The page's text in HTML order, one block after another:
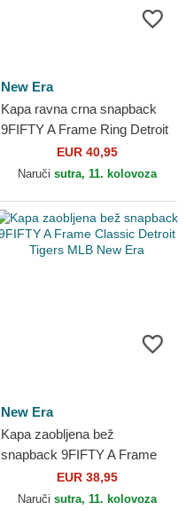
New Era
Kapa ravna crna snapback
9FIFTY A Frame Ring Detroit
Tigers MLB New Era
EUR 40,95
Naruči sutra, 11. kolovoza
New Era
Kapa zaobljena bež
snapback 9FIFTY A Frame
Classic Detroit Tigers MLB
New Era
EUR 38,95
Naruči sutra, 11. kolovoza